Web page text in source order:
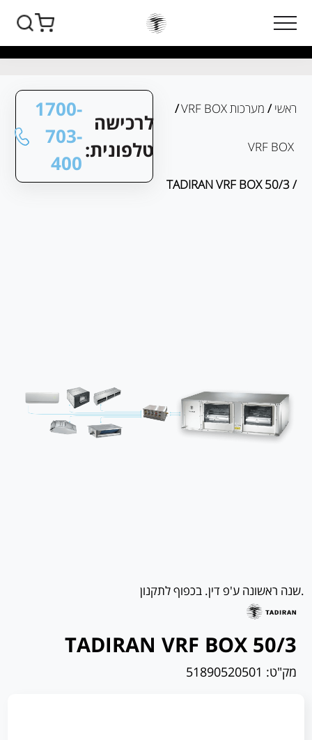
ראשי / מערכות VRF BOX /
VRF BOX
/ TADIRAN VRF BOX 50/3
1700-
703-
400
לרכישה
טלפונית:
שנה ראשונה ע'פ דין. בכפוף לתקנון.
TADIRAN VRF BOX 50/3
מק"ט: 51890520501